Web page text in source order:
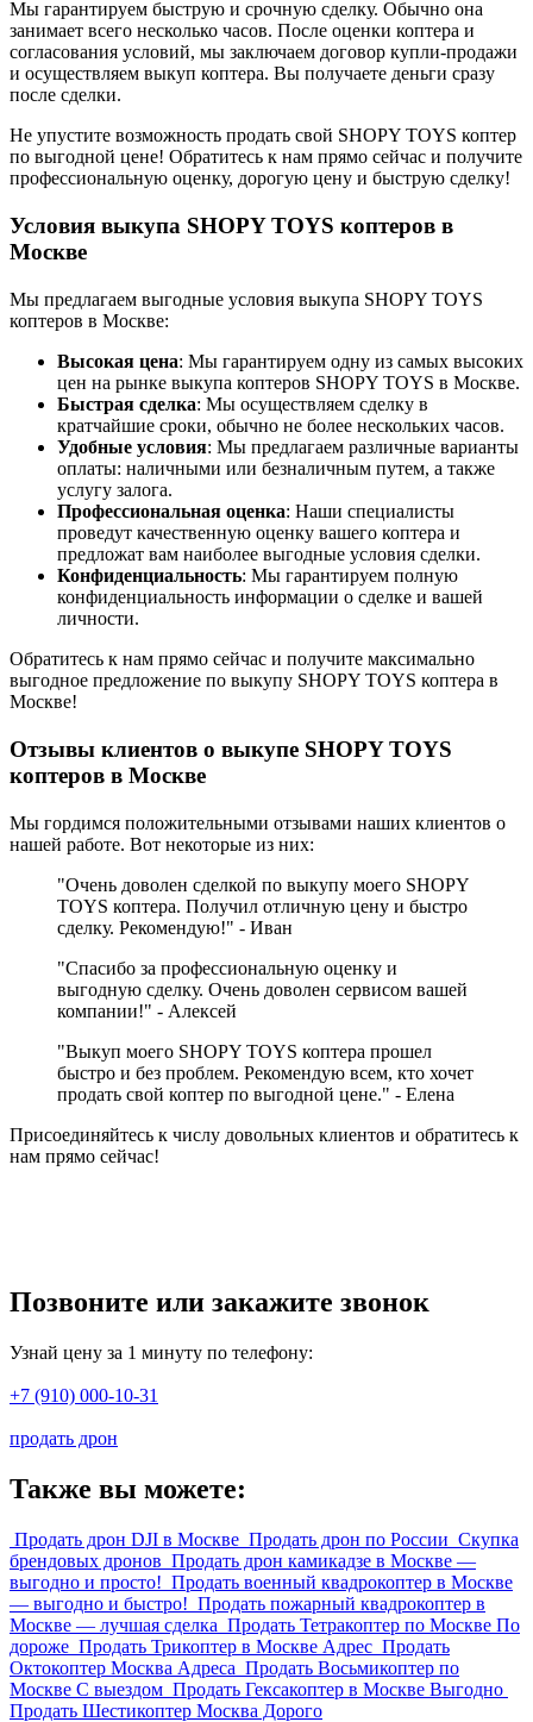
Мы гарантируем быструю и срочную сделку. Обычно она
занимает всего несколько часов. После оценки коптера и
согласования условий, мы заключаем договор купли-продажи
и осуществляем выкуп коптера. Вы получаете деньги сразу
после сделки.
Не упустите возможность продать свой SHOPY TOYS коптер
по выгодной цене! Обратитесь к нам прямо сейчас и получите
профессиональную оценку, дорогую цену и быструю сделку!
Условия выкупа SHOPY TOYS коптеров в
Москве
Мы предлагаем выгодные условия выкупа SHOPY TOYS
коптеров в Москве:
Высокая цена: Мы гарантируем одну из самых высоких
цен на рынке выкупа коптеров SHOPY TOYS в Москве.
Быстрая сделка: Мы осуществляем сделку в
кратчайшие сроки, обычно не более нескольких часов.
Удобные условия: Мы предлагаем различные варианты
оплаты: наличными или безналичным путем, а также
услугу залога.
Профессиональная оценка: Наши специалисты
проведут качественную оценку вашего коптера и
предложат вам наиболее выгодные условия сделки.
Конфиденциальность: Мы гарантируем полную
конфиденциальность информации о сделке и вашей
личности.
Обратитесь к нам прямо сейчас и получите максимально
выгодное предложение по выкупу SHOPY TOYS коптера в
Москве!
Отзывы клиентов о выкупе SHOPY TOYS
коптеров в Москве
Мы гордимся положительными отзывами наших клиентов о
нашей работе. Вот некоторые из них:
"Очень доволен сделкой по выкупу моего SHOPY
TOYS коптера. Получил отличную цену и быстро
сделку. Рекомендую!" - Иван
"Спасибо за профессиональную оценку и
выгодную сделку. Очень доволен сервисом вашей
компании!" - Алексей
"Выкуп моего SHOPY TOYS коптера прошел
быстро и без проблем. Рекомендую всем, кто хочет
продать свой коптер по выгодной цене." - Елена
Присоединяйтесь к числу довольных клиентов и обратитесь к
нам прямо сейчас!
Позвоните или закажите звонок
Узнай цену за 1 минуту по телефону:
+7 (910) 000-10-31
продать дрон
Также вы можете:
Продать дрон DJI в Москве Продать дрон по России Скупка
брендовых дронов Продать дрон камикадзе в Москве —
выгодно и просто! Продать военный квадрокоптер в Москве
— выгодно и быстро! Продать пожарный квадрокоптер в
Москве — лучшая сделка Продать Тетракоптер по Москве По
дороже Продать Трикоптер в Москве Адрес Продать
Октокоптер Москва Адреса Продать Восьмикоптер по
Москве С выездом Продать Гексакоптер в Москве Выгодно
Продать Шестикоптер Москва Дорого